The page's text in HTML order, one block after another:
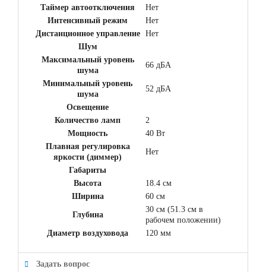
Таймер автоотключения
Нет
Интенсивный режим
Нет
Дистанционное управление
Нет
Шум
Максимальный уровень
шума
66 дБА
Минимальный уровень
шума
52 дБА
Освещение
Количество ламп
2
Мощность
40 Вт
Плавная регулировка
яркости (диммер)
Нет
Габариты
Высота
18.4 см
Ширина
60 см
Глубина
30 см (51.3 см в
рабочем положении)
Диаметр воздуховода
120 мм
Задать вопрос